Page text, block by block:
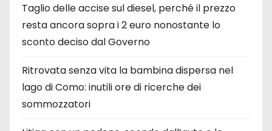
Taglio delle accise sul diesel, perché il prezzo
resta ancora sopra i 2 euro nonostante lo
sconto deciso dal Governo
Ritrovata senza vita la bambina dispersa nel
lago di Como: inutili ore di ricerche dei
sommozzatori